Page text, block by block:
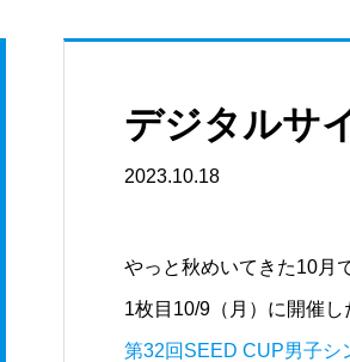
デジタルサ
2023.10.18
やっと秋めいてきた10月
1枚目10/9（月）に開催
第32回SEED CUP男子シ